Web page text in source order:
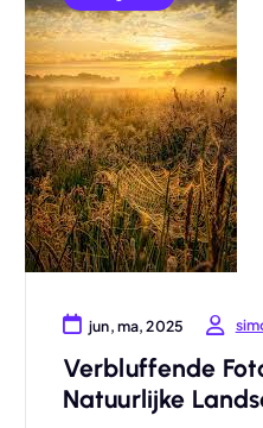
jun, ma, 2025
Verbluffende
Natuurlijke